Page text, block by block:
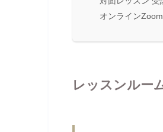
オンライン
レッスンルー